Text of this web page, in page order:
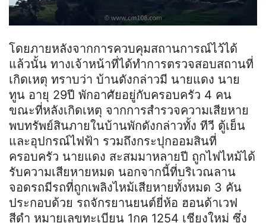
โดยภายหลังจากการควบคุมสถานการณ์ไว้ได้
แล้วนั้น ทางเจ้าหน้าที่ได้ทำการตรวจสอบสถานที่
เกิดเหตุ ทราบว่า บ้านดังกล่าวมี นายแดง นาย
ทูน อายุ 29ปี พักอาศัยอยู่กับครอบครัว 4 คน
ขณะที่หลังเกิดเหตุ จากการสำรวจความเสียหาย
พบทรัพย์สินภายในบ้านพักดังกล่าวทั้ง ทีวี ตู้เย็น
และอุปกรณ์ไฟฟ้า รวมถึงกระปุกออมสินที่
ครอบครัว นายแดง สะสมมาหลายปี ถูกไฟไหม้ได้
รับความเสียหายหมด นอกจากนี้ที่บริเวณลาน
จอดรถมีรถที่ถูกเพลิงไหม้เสียหายทั้งหมด 3 คัน
ประกอบด้วย รถจักรยานยนต์ยี่ห้อ ฮอนด้าเวฟ
สีดำ หมายเลขทะเบียน 1กค 1254 เชียงใหม่ ซึ่ง